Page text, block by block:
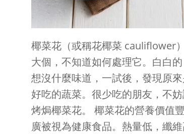
椰菜花（或稱花椰菜 cauliflower
大個，不知道如何處理它。白白
想沒什麼味道，一試後，發現原
好吃的蔬菜。很少吃的朋友，不
烤焗椰菜花。 椰菜花的營養價值
廣被視為健康食品。熱量低，纖維